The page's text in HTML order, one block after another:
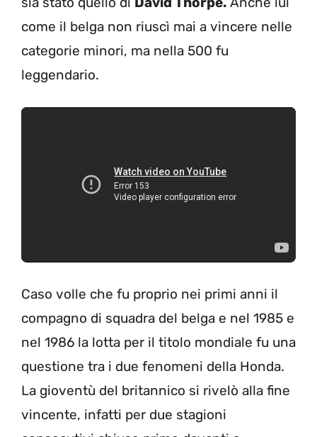
come il belga non riuscì mai a vincere nelle
categorie minori, ma nella 500 fu
leggendario.
Caso volle che fu proprio nei primi anni il
compagno di squadra del belga e nel 1985 e
nel 1986 la lotta per il titolo mondiale fu una
questione tra i due fenomeni della Honda.
La gioventù del britannico si rivelò alla fine
vincente, infatti per due stagioni